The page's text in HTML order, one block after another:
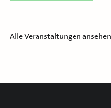
Alle Veranstaltungen ansehen